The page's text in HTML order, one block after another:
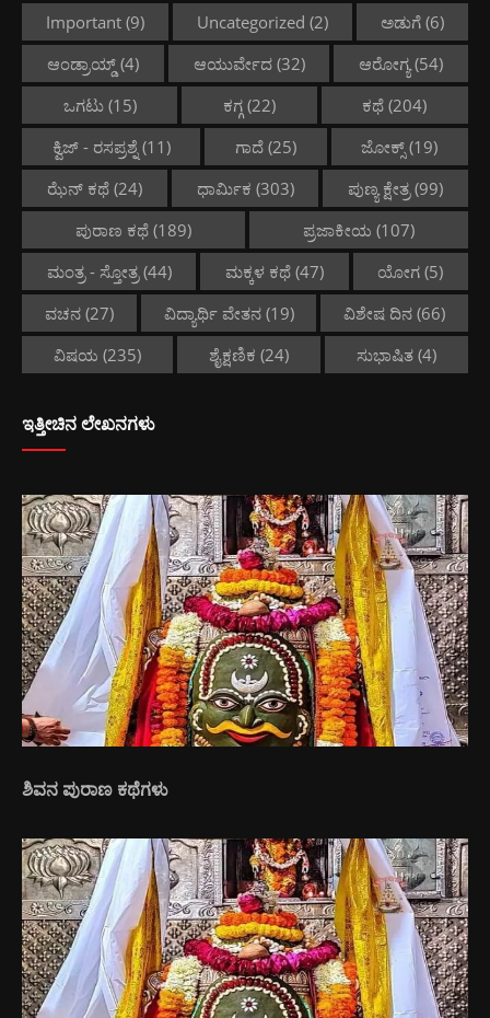
Important (9) Uncategorized (2) ಅಡುಗೆ (6)
ಆಂಡ್ರಾಯ್ಡ್(4) ಆಯುರ್ವೇದ(32) ಆರೋಗ್ಯ(54)
ಒಗಟು(15) ಕಗ್ಗ(22) ಕಥೆ (204)
ಕ್ವಿಜ್ - ರಸಪ್ರಶ್ನೆ(11) ಗಾದೆ(25) ಜೋಕ್ಸ್(19)
ಝೆನ್ ಕಥೆ(24) ಧಾರ್ಮಿಕ (303) ಪುಣ್ಯ ಕ್ಷೇತ್ರ(99)
ಪುರಾಣ ಕಥೆ (189) ಪ್ರಜಾಕೀಯ (107)
ಮಂತ್ರ - ಸ್ತೋತ್ರ(44) ಮಕ್ಕಳ ಕಥೆ(47) ಯೋಗ (5)
ವಚನ(27) ವಿದ್ಯಾರ್ಥಿ ವೇತನ(19) ವಿಶೇಷ ದಿನ (66)
ವಿಷಯ (235) ಶೈಕ್ಷಣಿಕ (24) ಸುಭಾಷಿತ (4)
ಇತ್ತೀಚಿನ ಲೇಖನಗಳು
ಶಿವನ ಪುರಾಣ ಕಥೆಗಳು